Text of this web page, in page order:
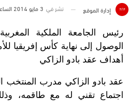
إدارة الموقع نشر في 3 مايو 2014 الساعة 12 و 19 دقيقة
رئيس الجامعة الملكية
أهداف عقد بادو الزاكي
عقد بادو الزاكي مدرب المنتخب
اجتماع تقني له مع طاقمه،